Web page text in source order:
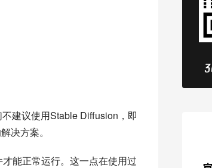
建议使用Stable Diffusion，即
决方案。
能正常运行。这一点在使用过